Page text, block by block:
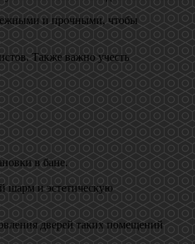
и прочными, чтобы
Также важно учесть
в бане.
шарм и эстетическую
дверей таких помещений